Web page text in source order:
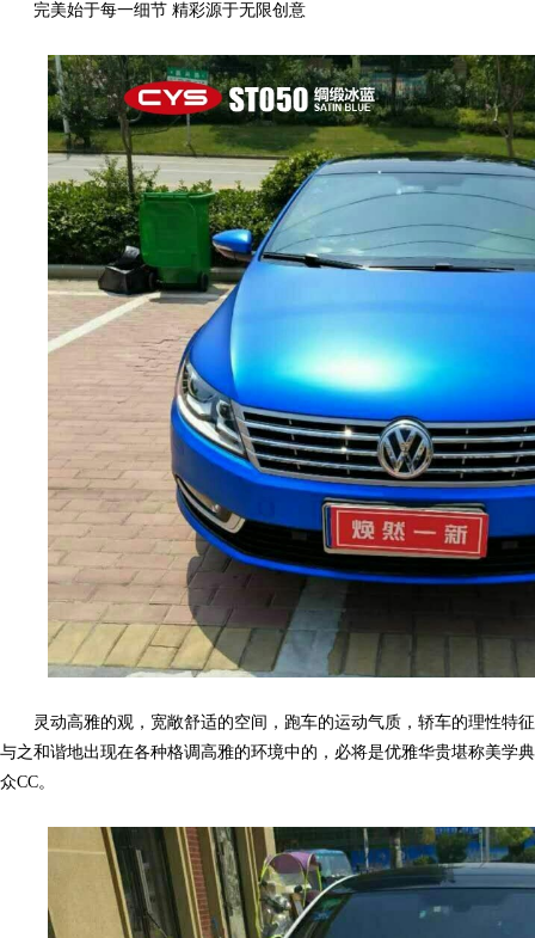
完美始于每一细节 精彩源于无限创意
灵动高雅的观，宽敞舒适的空间，跑车的运动气质，轿车的理性特征
与之和谐地出现在各种格调高雅的环境中的，必将是优雅华贵堪称美学
众CC。